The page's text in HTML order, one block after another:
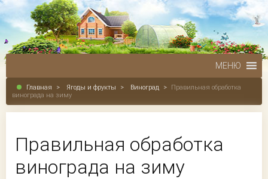
МЕНЮ
Главная > Ягоды и фрукты > Виноград >
Правильная обработка
винограда на зиму
Правильная обработка
винограда на зиму